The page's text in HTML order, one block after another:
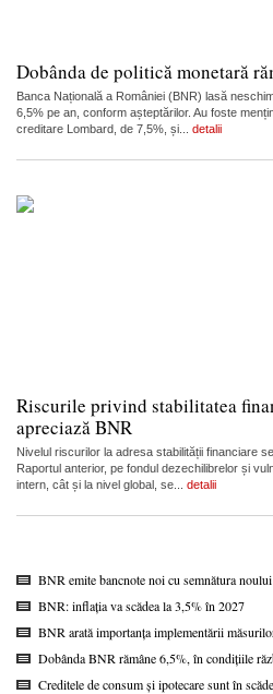
Dobânda de politică monetară
Banca Națională a României (BNR) lasă
6,5% pe an, conform așteptărilor. Au foste
creditare Lombard, de 7,5%, și... detalii
Riscurile privind stabilitatea
apreciază BNR
Nivelul riscurilor la adresa stabilității financiare
Raportul anterior, pe fondul dezechilibrelor și
intern, cât și la nivel global, se... detalii
BNR emite bancnote noi cu semnătura
BNR: inflația va scădea la 3,5% în 2027
BNR arată importanța implementării
Dobânda BNR rămâne 6,5%, în condițiile
Creditele de consum și ipotecare sunt în